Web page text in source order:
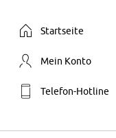
Startseite
Mein Konto
Telefon-Hotline